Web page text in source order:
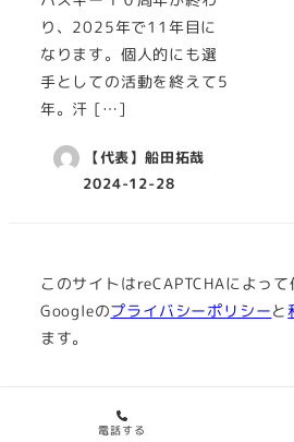
り、2025年で11年目に
なります。個人的にも選
手としての活動を終えて5
年。汗 […]
【代表】船田拓哉
2024-12-28
このサイトはreCAPTCHAによって
Googleのプライバシーポリシーと
ます。
© 2022 HUSKY
電話する